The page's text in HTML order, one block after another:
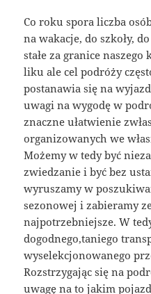
Co roku spora liczba
na wakacje, do szkoły,
stałe za granice
liku ale cel podróży
postanawia się na
uwagi na wygodę w
znaczne ułatwienie
organizowanych we
Możemy w tedy być
zwiedzanie i być bez
wyruszamy w
sezonowej i zabieramy
najpotrzebniejsze. W
dogodnego,taniego
wyselekcjonowanego
Rozstrzygając się na
uwagę na to jakim